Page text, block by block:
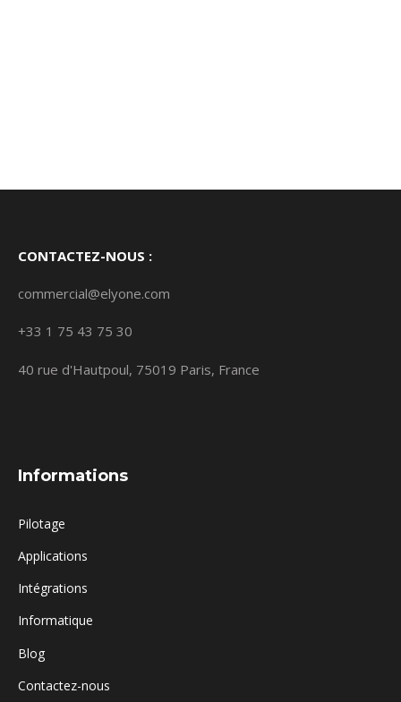
CONTACTEZ-NOUS :
commercial@elyone.com
+33 1 75 43 75 30
40 rue d'Hautpoul, 75019 Paris, France
Informations
Pilotage
Applications
Intégrations
Informatique
Blog
Contactez-nous